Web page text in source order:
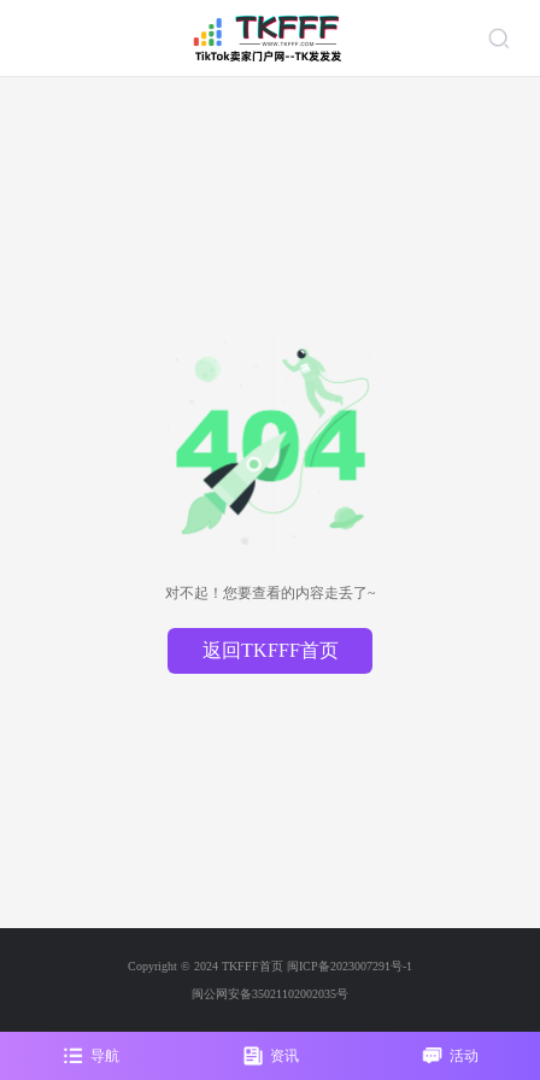
对不起！您要查看的内容走丢了~
返回TKFFF首页
Copyright © 2024 TKFFF首页 闽ICP备2023007291号-1
闽公网安备35021102002035号
导航 资讯 活动